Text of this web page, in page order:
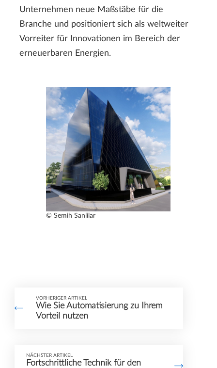
Unternehmen neue Maßstäbe für die
Branche und positioniert sich als weltweiter
Vorreiter für Innovationen im Bereich der
erneuerbaren Energien.
© Semih Sanlilar
VORHERIGER ARTIKEL
Wie Sie Automatisierung zu Ihrem
Vorteil nutzen
NÄCHSTER ARTIKEL
Fortschrittliche Technik für den